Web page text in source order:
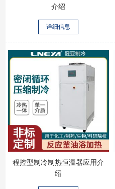
介绍
详细信息
程控型制冷制热恒温器应用介
绍